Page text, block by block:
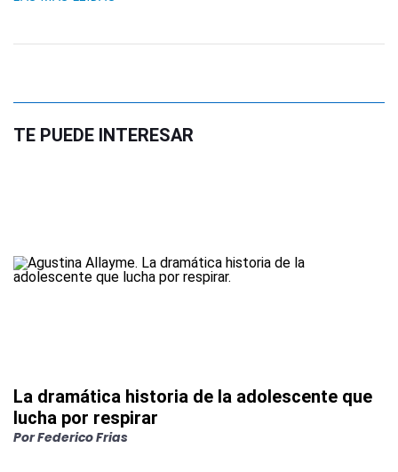
TE PUEDE INTERESAR
La dramática historia de la adolescente que
lucha por respirar
PorFederico Frias